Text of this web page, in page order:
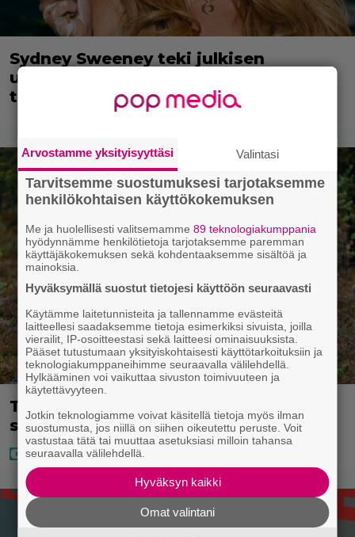
Sydney Sweeney teki julkisen
ulostulon – syynä 3238 hehtaaria
tuhonneet metsäpalot
Tarja bongasi poron – mitä ihmettä
sillä oli sarvissaan?
Arvostamme yksityisyyttäsi Valintasi
Tarvitsemme suostumuksesi tarjotaksemme
henkilökohtaisen käyttökokemuksen
Me ja huolellisesti valitsemamme89 teknologiakumppania
hyödynnämme henkilötietoja tarjotaksemme paremman
käyttäjäkokemuksen sekä kohdentaaksemme sisältöä ja
mainoksia.
Hyväksymällä suostut tietojesi käyttöön seuraavasti
Käytämme laitetunnisteita ja tallennamme evästeitä
laitteellesi saadaksemme tietoja esimerkiksi sivuista, joilla
vierailit, IP-osoitteestasi sekä laitteesi ominaisuuksista.
Pääset tutustumaan yksityiskohtaisesti käyttötarkoituksiin ja
teknologiakumppaneihimme seuraavalla välilehdellä.
Hylkääminen voi vaikuttaa sivuston toimivuuteen ja
käytettävyyteen.
Jotkin teknologiamme voivat käsitellä tietoja myös ilman
suostumusta, jos niillä on siihen oikeutettu peruste. Voit
vastustaa tätä tai muuttaa asetuksiasi milloin tahansa
seuraavalla välilehdellä.
Hyväksyn kaikki
Omat valintani